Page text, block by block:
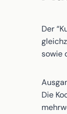
Der
sowie
Die